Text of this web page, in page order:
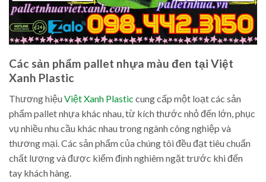
Các sản phẩm pallet nhựa màu đen tại Việt
Xanh Plastic
Thương hiệuViệt Xanh Plastic cung cấp một loạt các sản
phẩm pallet nhựa khác nhau, từ kích thước nhỏ đến lớn, phục
vụ nhiều nhu cầu khác nhau trong ngành công nghiệp và
thương mại. Các sản phẩm của chúng tôi đều đạt tiêu chuẩn
chất lượng và được kiểm định nghiêm ngặt trước khi đến
tay khách hàng.